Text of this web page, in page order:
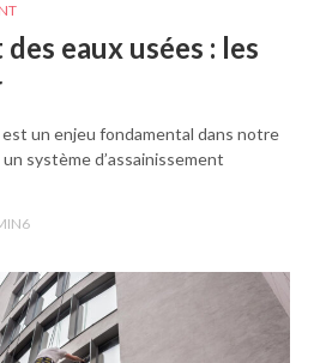
eaux usées : les
un enjeu fondamental dans notre
système d’assainissement